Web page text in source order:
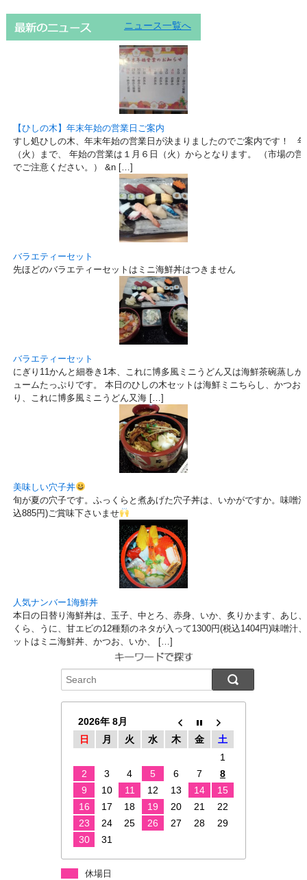
ニュース一覧へ
【ひしの木】年末年始の営業日ご案内
すし処ひしの木、年末年始の営業日が決まりましたのでご案内です！
（火）まで、 年始の営業は１月６日（火）からとなります。 （市場の
でご注意ください。） &n […]
バラエティーセット
先ほどのバラエティーセットはミニ海鮮丼はつきません
バラエティーセット
にぎり11かんと細巻き1本、これに博多風ミニうどん又は海鮮茶碗蒸しが
ュームたっぷりです。 本日のひしの木セットは海鮮ミニちらし、かつお
り、これに博多風ミニうどん又海 […]
美味しい穴子丼
旬が夏の穴子です。ふっくらと煮あげた穴子丼は、いかがですか。味噌
込885円)ご賞味下さいませ
人気ナンバー1海鮮丼
本日の日替り海鮮丼は、玉子、中とろ、赤身、いか、炙りかます、あじ
くら、うに、甘エビの12種類のネタが入って1300円(税込1404円)味噌汁
ットはミニ海鮮丼、かつお、いか、 […]
2026年 8月
日
月 火 水 木 金
土
1
2
3 4 5 6 7
8
9
10 11 12 13 14
15
16
17 18 19 20 21
22
23
24 25 26 27 28
29
30
31
休場日